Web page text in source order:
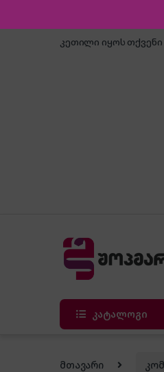
კეთილი იყოს თქვენი
კატალოგი
მთავარი